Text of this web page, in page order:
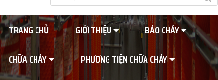
TRANG CHỦ GIỚI THIỆU
BÁO CHÁY
CHỮA CHÁY
PHƯƠNG TIỆN CHỮA CHÁY